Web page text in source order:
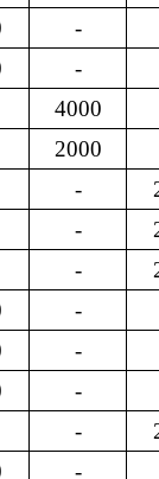
-
-
4000
2000
-
-
-
-
-
-
-
-